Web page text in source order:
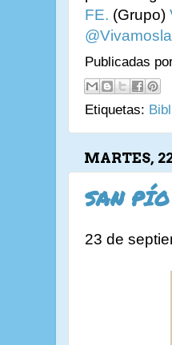
FE. (Grupo)
Publicadas
Etiquetas:
MARTES,
SAN
23 de